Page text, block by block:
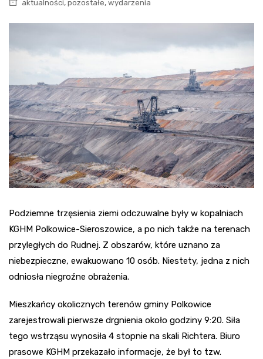
aktualności, pozostałe, wydarzenia
Podziemne trzęsienia ziemi odczuwalne były w kopalniach
KGHM Polkowice-Sieroszowice, a po nich także na terenach
przyległych do Rudnej. Z obszarów, które uznano za
niebezpieczne, ewakuowano 10 osób. Niestety, jedna z nich
odniosła niegroźne obrażenia.
Mieszkańcy okolicznych terenów gminy Polkowice
zarejestrowali pierwsze drgnienia około godziny 9:20. Siła
tego wstrząsu wynosiła 4 stopnie na skali Richtera. Biuro
prasowe KGHM przekazało informacje, że był to tzw.